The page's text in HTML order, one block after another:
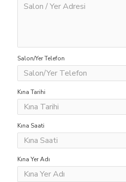
Salon/Yer Telefon
Kına Tarihi
Kına Saati
Kına Yer Adı